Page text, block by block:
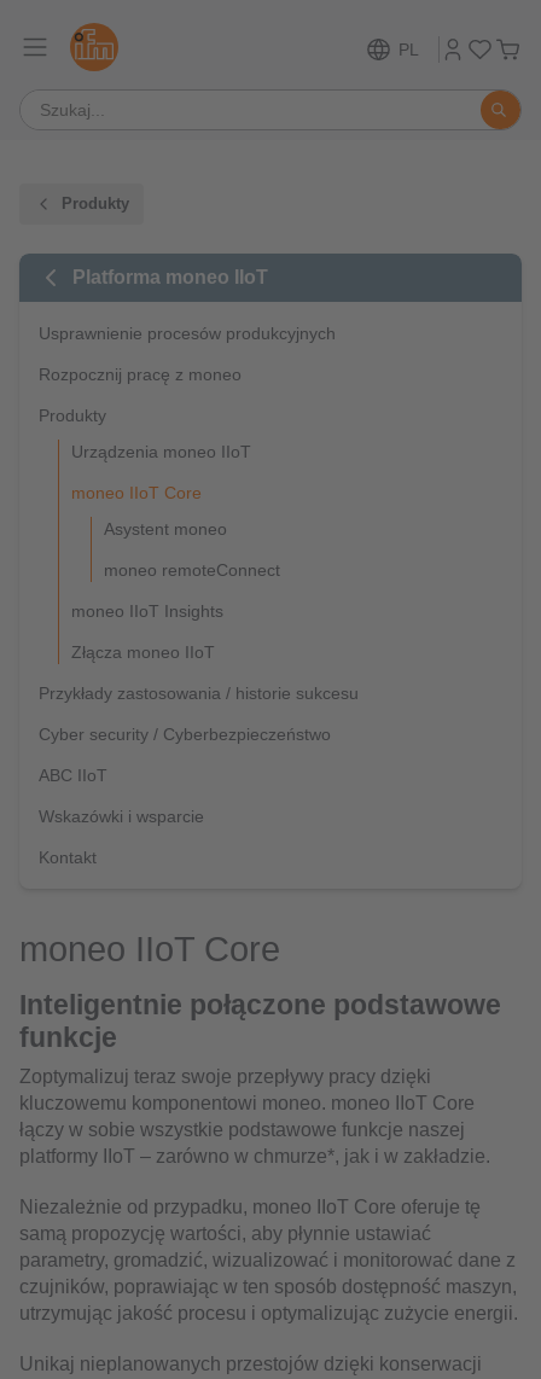
PL
Produkty
Platforma moneo IIoT
Usprawnienie procesów produkcyjnych
Rozpocznij pracę z moneo
Produkty
Urządzenia moneo IIoT
moneo IIoT Core
Asystent moneo
moneo remoteConnect
moneo IIoT Insights
Złącza moneo IIoT
Przykłady zastosowania / historie sukcesu
Cyber security / Cyberbezpieczeństwo
ABC IIoT
Wskazówki i wsparcie
Kontakt
moneo IIoT Core
Inteligentnie połączone podstawowe
funkcje
Zoptymalizuj teraz swoje przepływy pracy dzięki
kluczowemu komponentowi moneo. moneo IIoT Core
łączy w sobie wszystkie podstawowe funkcje naszej
platformy IIoT – zarówno w chmurze*, jak i w zakładzie.
Niezależnie od przypadku, moneo IIoT Core oferuje tę
samą propozycję wartości, aby płynnie ustawiać
parametry, gromadzić, wizualizować i monitorować dane z
czujników, poprawiając w ten sposób dostępność maszyn,
utrzymując jakość procesu i optymalizując zużycie energii.
Unikaj nieplanowanych przestojów dzięki konserwacji